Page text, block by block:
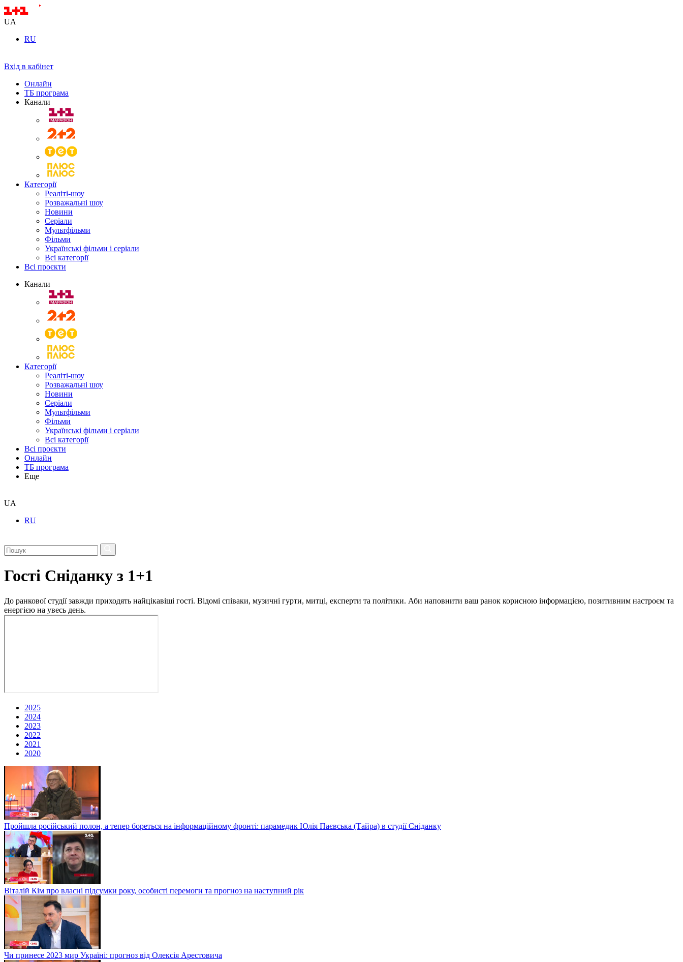
UA
RU
Вхід в кабінет
Онлайн
ТБ програма
Канали
Категорії
Реаліті-шоу
Розважальні шоу
Новини
Серіали
Мультфільми
Фільми
Українські фільми і серіали
Всі категорії
Всі проєкти
Канали
Категорії
Реаліті-шоу
Розважальні шоу
Новини
Серіали
Мультфільми
Фільми
Українські фільми і серіали
Всі категорії
Всі проєкти
Онлайн
ТБ програма
Еще
UA
RU
Гості Сніданку з 1+1
До ранкової студії завжди приходять найцікавіші гості. Відомі співаки, музичні гурти, митці, експерти та політики. Аби наповнити ваш ранок корисною інформацією, позитивним настроєм та
енергією на увесь день.
2025
2024
2023
2022
2021
2020
Пройшла російський полон, а тепер бореться на інформаційному фронті: парамедик Юлія Паєвська (Тайра) в студії Сніданку
Віталій Кім про власні підсумки року, особисті перемоги та прогноз на наступний рік
Чи принесе 2023 мир Україні: прогноз від Олексія Арестовича